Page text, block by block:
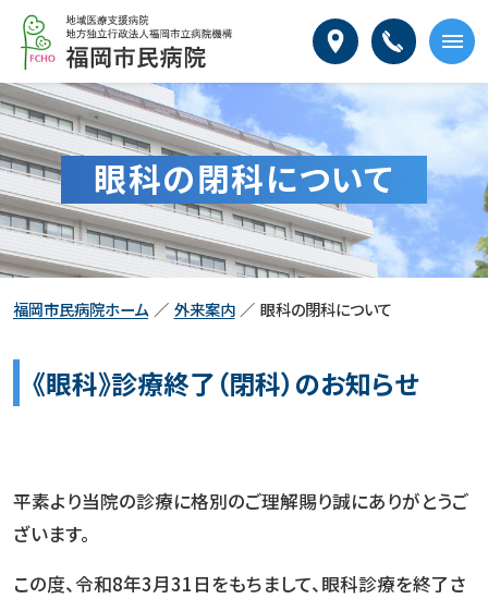
メ
ニ
ュ
ー
へ
福
岡
市
民
病
院
眼科の閉科について
福岡市民病院ホーム 外来案内 眼科の閉科について
《眼科》診療終了（閉科）のお知らせ
平素より当院の診療に格別のご理解賜り誠にありがとうご
ざいます。
この度、令和8年3月31日をもちまして、眼科診療を終了さ